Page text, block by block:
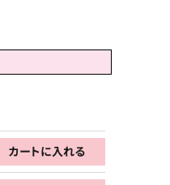
カートに入れる